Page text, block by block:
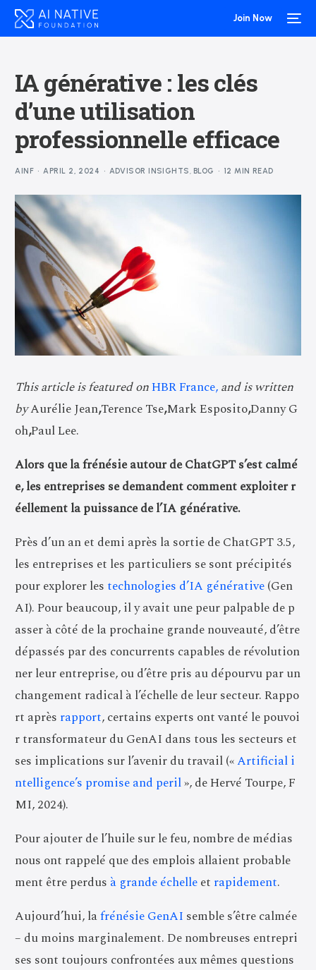
Join Now
IA générative : les clés
d’une utilisation
professionnelle efficace
AINF APRIL 2, 2024 ADVISOR INSIGHTS, BLOG 12 MIN READ
This article is featured onHBR France,and is written
byAurélie Jean,Terence Tse,Mark Esposito,Danny G
oh,Paul Lee.
Alors que la frénésie autour de ChatGPT s’est calmé
e, les entreprises se demandent comment exploiter r
éellement la puissance de l’IA générative.
Près d’un an et demi après la sortie de ChatGPT 3.5,
les entreprises et les particuliers se sont précipités
pour explorer les technologies d’IA générative(Gen
AI). Pour beaucoup, il y avait une peur palpable de p
asser à côté de la prochaine grande nouveauté, d’être
dépassés par des concurrents capables de révolution
ner leur entreprise, ou d’être pris au dépourvu par un
changement radical à l’échelle de leur secteur. Rappo
rt après rapport, certains experts ont vanté le pouvoi
r transformateur du GenAI dans tous les secteurs et
ses implications sur l’avenir du travail («Artificial i
ntelligence’s promise and peril», de Hervé Tourpe, F
MI, 2024).
Pour ajouter de l’huile sur le feu, nombre de médias
nous ont rappelé que des emplois allaient probable
ment être perdus à grande échelleet rapidement.
Aujourd’hui, lafrénésie GenAI semble s’être calmée
– du moins marginalement. De nombreuses entrepri
ses sont toujours confrontées aux mêmes questions